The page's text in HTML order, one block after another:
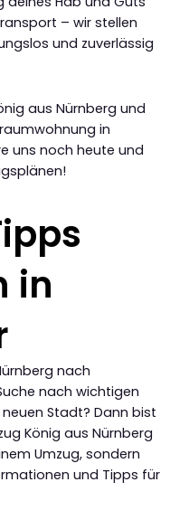
– wir stellen
und zuverlässig
aus Nürnberg und
in
uns noch heute und
in
nach
nach wichtigen
Stadt? Dann bist
König aus Nürnberg
Umzug, sondern
und Tipps für